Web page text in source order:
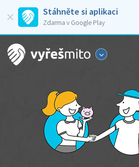
Stáhněte si aplikaci
Zdarma v Google Play